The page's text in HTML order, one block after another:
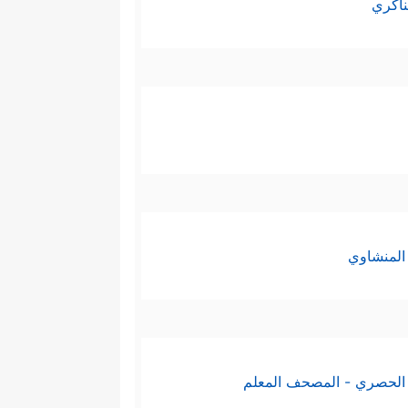
الحصري - المصحف المعلم